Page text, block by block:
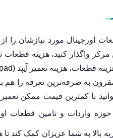
اورجینال مورد نیازشان را
واگذار کنید، هزینه
به صرفه‌ترین تعرفه را هم
با کمترین قیمت ممکن تعمیر
بالا به شما عزیزان کمک کند تا